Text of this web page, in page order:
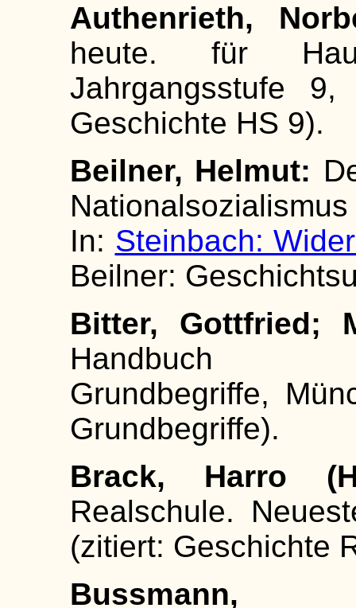
Authenrieth,
heute. für
Jahrgangsstufe
Geschichte HS 9).
Beilner, Helmut:
In: Steinbach:
Beilner:
Bitter, Gottfried;
Handbuch
Grundbegriffe,
Grundbegriffe).
Brack, Harro
Realschule.
(zitiert: Geschichte